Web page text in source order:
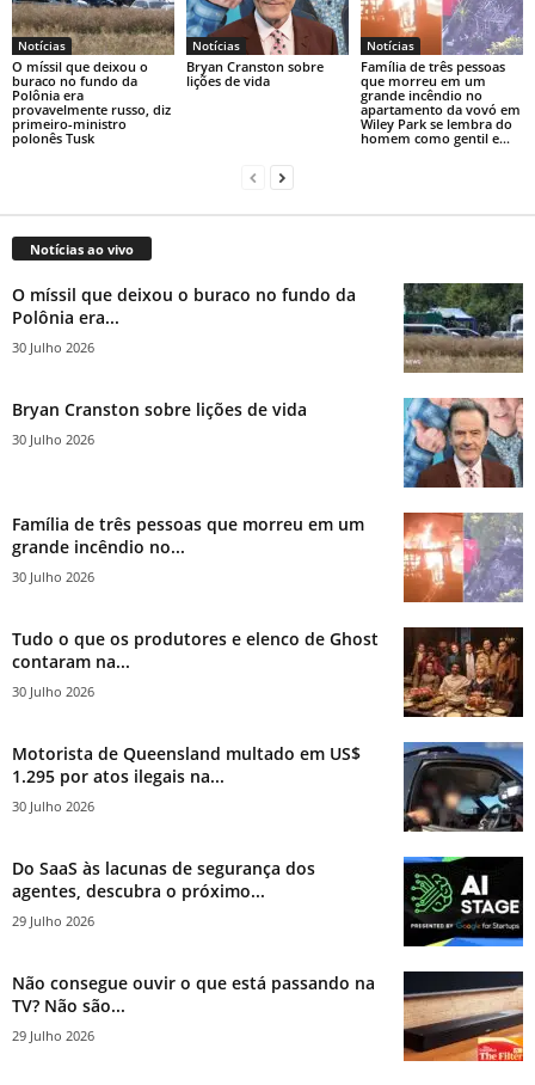
Notícias
O míssil que deixou o
buraco no fundo da
Polônia era
provavelmente russo, diz
primeiro-ministro
polonês Tusk
Notícias
Bryan Cranston sobre
lições de vida
Notícias
Família de três pessoas
que morreu em um
grande incêndio no
apartamento da vovó em
Wiley Park se lembra do
homem como gentil e...
Notícias ao vivo
O míssil que deixou o buraco no fundo da
Polônia era...
30 Julho 2026
Bryan Cranston sobre lições de vida
30 Julho 2026
Família de três pessoas que morreu em um
grande incêndio no...
30 Julho 2026
Tudo o que os produtores e elenco de Ghost
contaram na...
30 Julho 2026
Motorista de Queensland multado em US$
1.295 por atos ilegais na...
30 Julho 2026
Do SaaS às lacunas de segurança dos
agentes, descubra o próximo...
29 Julho 2026
Não consegue ouvir o que está passando na
TV? Não são...
29 Julho 2026